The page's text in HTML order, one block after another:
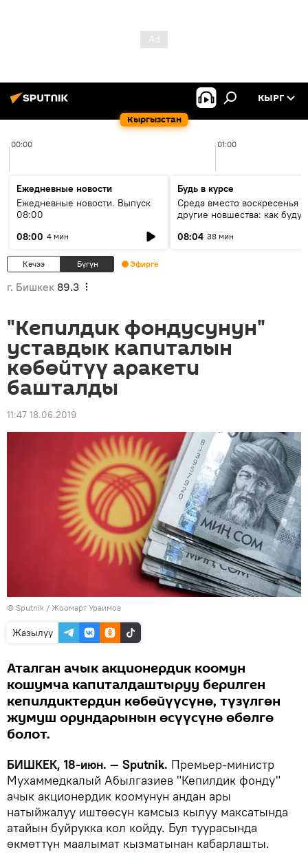
Кыргызстан
КЫРГ
00:00 01:00
Ежедневные новости
Ежедневные новости. Выпуск
08:00
08:00 4 мин
Будь в курсе
Среда вместо воскресенья и
другие новшества: как будут
08:04 38 мин
Кечээ Бүгүн Эфирге
г. Бишкек 89.3
"Кепилдик фондусунун"
уставдык капиталын
көбөйтүү аракети
башталды
11:47 18.06.2019
© Sputnik / Жоомарт Ураимов
Жазылуу
Аталган ачык акционердик коомун
кошумча капиталдаштыруу берилген
кепилдиктердин көбөйүүсүнө, түзүлгөн
жумуш орундарынын өсүүсүнө өбөлгө
болот.
БИШКЕК, 18-июн. — Sputnik. Премьер-министр
Мухаммедкалый Абылгазиев "Кепилдик фонду"
ачык акционердик коомунун андан ары
натыйжалуу иштөөсүн камсыз кылуу максатында
атайын буйрукка кол койду. Бул туурасында
өкмөттүн маалымат кызматынан кабарлашты.